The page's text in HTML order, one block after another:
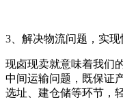
3 、解决物流问题，实
现卤现卖就意味着我们
中间运输问题，既保证
选址、建仓储等环节，